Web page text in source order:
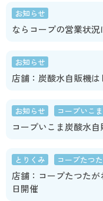
お知らせ
ならコープの営業状況
お知らせ
店舗：炭酸水自販機は
お知らせ コープいこま
コープいこま炭酸水
とりくみ コープたつ
店舗：コープたつた
日開催